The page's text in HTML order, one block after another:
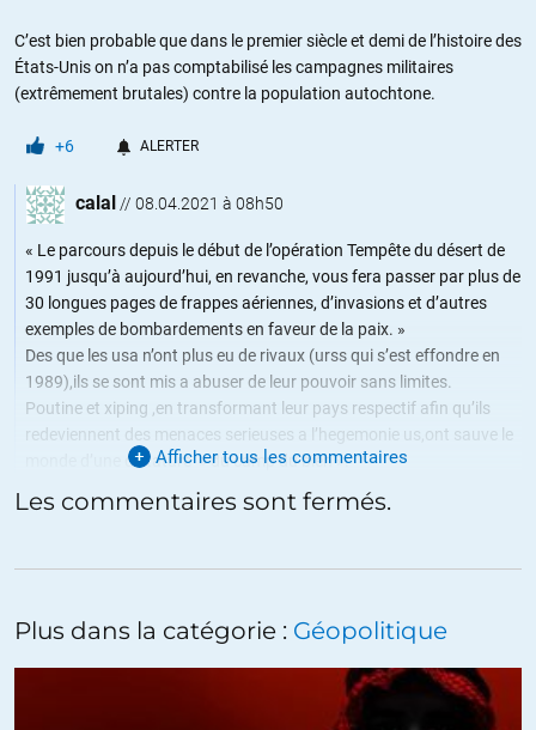
C’est bien probable que dans le premier siècle et demi de l’histoire des
États-Unis on n’a pas comptabilisé les campagnes militaires
(extrêmement brutales) contre la population autochtone.
+6 ALERTER
calal // 08.04.2021 à 08h50
« Le parcours depuis le début de l’opération Tempête du désert de
1991 jusqu’à aujourd’hui, en revanche, vous fera passer par plus de
30 longues pages de frappes aériennes, d’invasions et d’autres
exemples de bombardements en faveur de la paix. »
Des que les usa n’ont plus eu de rivaux (urss qui s’est effondre en
1989),ils se sont mis a abuser de leur pouvoir sans limites.
Poutine et xiping ,en transformant leur pays respectif afin qu’ils
redeviennent des menaces serieuses a l’hegemonie us,ont sauve le
monde d’une dictature » du camp du bien ».
+17 ALERTER
Est-il un vil révisionniste historique où est il à ce point totalement nul
Afficher tous les commentaires
Les commentaires sont fermés.
Plus dans la catégorie : Géopolitique